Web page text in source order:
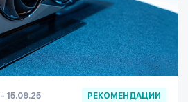
15.09.25 РЕКОМЕНДАЦИИ